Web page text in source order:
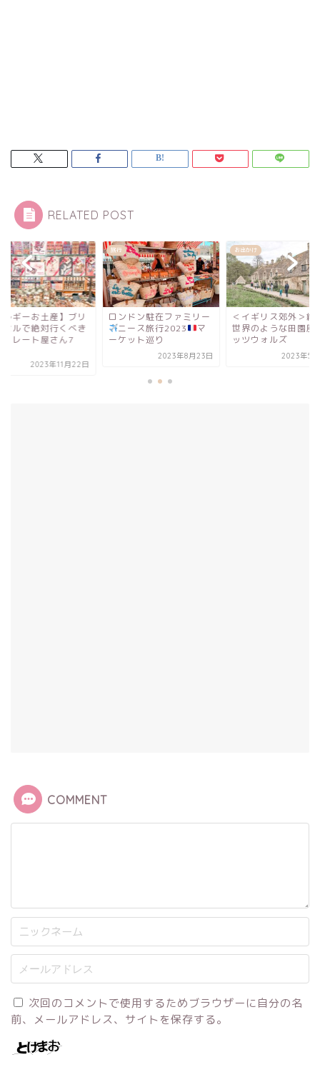
RELATED POST
ドン駐在ファミリー
ース旅行2023
マ
ット巡り
お出かけ
＜イギリス郊外＞絵本の
世界のような田園風景 コ
ッツウォルズ
2023年5月28日
旅行
【ベルギーお土産】
ュッセルで絶対行く
チョコレート屋さん
COMMENT
次回のコメントで使用するためブラウザーに自分の名
前、メールアドレス、サイトを保存する。